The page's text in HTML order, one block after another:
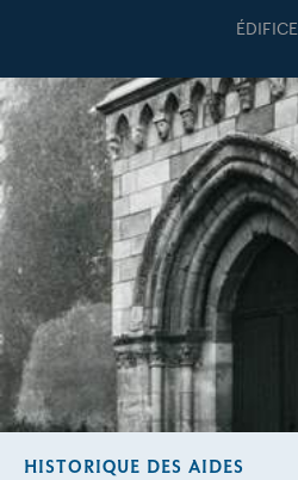
ÉDIFICE
HISTORIQUE DES AIDES